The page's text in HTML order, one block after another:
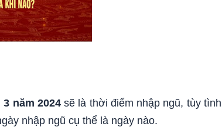
năm 2024sẽ là thời điểm nhập ngũ, tùy tình
nhập ngũ cụ thể là ngày nào.